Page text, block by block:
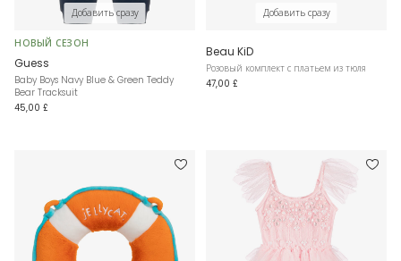
Добавить сразу
НОВЫЙ СЕЗОН
Guess
Baby Boys Navy Blue & Green Teddy
Bear Tracksuit
45,00 £
Добавить сразу
Beau KiD
Розовый комплект с платьем из тюля
47,00 £